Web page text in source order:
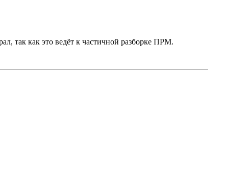
так как это ведёт к частичной разборке ПРМ.